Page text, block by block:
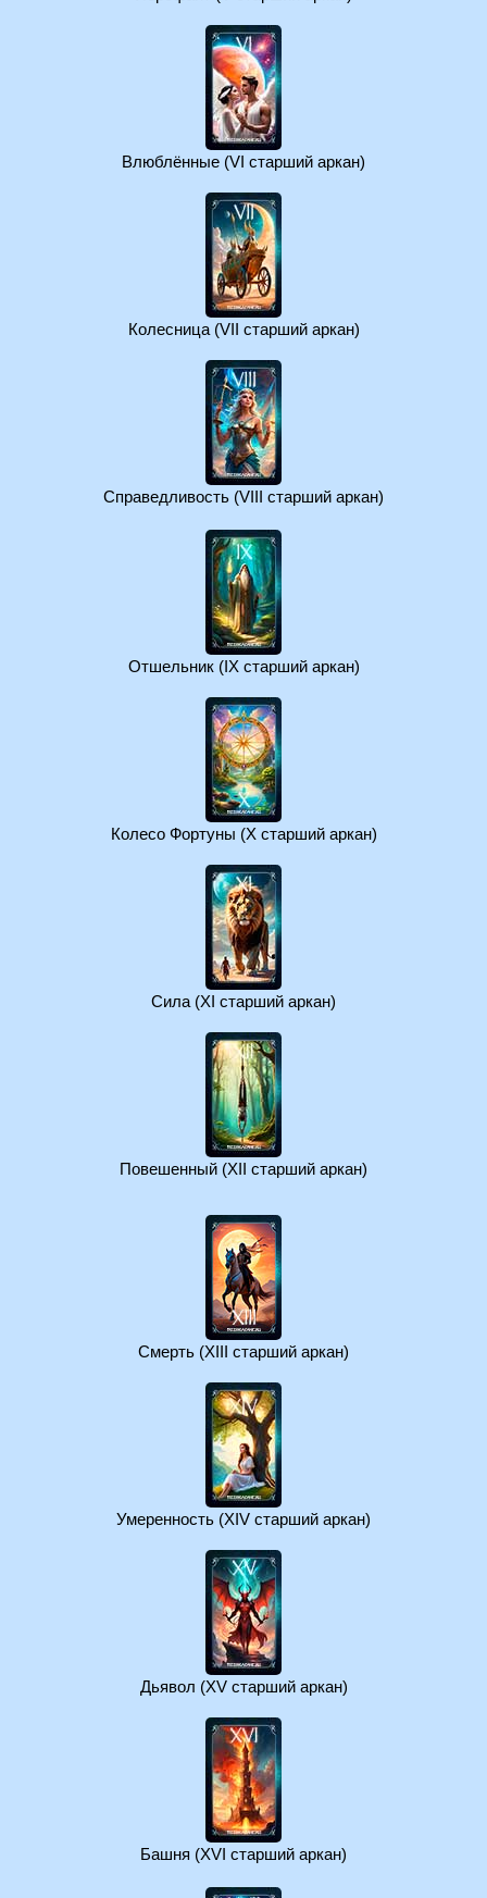
Влюблённые (VI старший аркан)
Колесница (VII старший аркан)
Справедливость (VIII старший аркан)
Отшельник (IX старший аркан)
Колесо Фортуны (X старший аркан)
Сила (XI старший аркан)
Повешенный (XII старший аркан)
Смерть (XIII старший аркан)
Умеренность (XIV старший аркан)
Дьявол (XV старший аркан)
Башня (XVI старший аркан)